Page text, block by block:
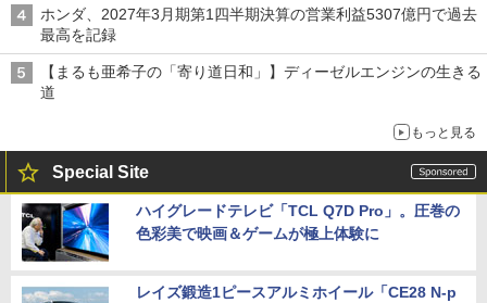
ホンダ、2027年3月期第1四半期決算の営業利益5307億円で過去
最高を記録
【まるも亜希子の「寄り道日和」】ディーゼルエンジンの生きる
道
もっと見る
Special Site
ハイグレードテレビ「TCL Q7D Pro」。圧巻の
色彩美で映画＆ゲームが極上体験に
レイズ鍛造1ピースアルミホイール「CE28 N-p